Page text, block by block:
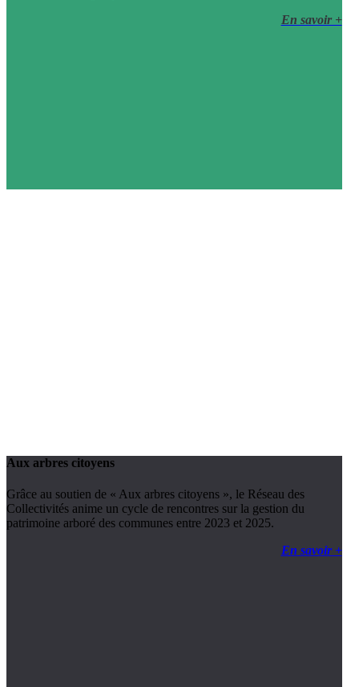
En savoir +
Aux arbres citoyens
Grâce au soutien de « Aux arbres citoyens », le Réseau des
Collectivités anime un cycle de rencontres sur la gestion du
patrimoine arboré des communes entre 2023 et 2025.
En savoir +